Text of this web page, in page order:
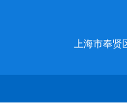
上海市奉